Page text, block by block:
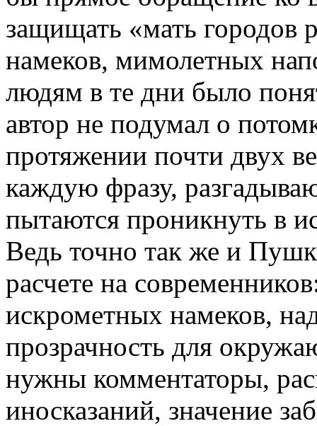
защищать «мать городов
намеков, мимолетных
людям в те дни было
автор не подумал о
протяжении почти двух
каждую фразу,
пытаются проникнуть в
Ведь точно так же и
расчете на
искрометных намеков,
прозрачность для
нужны комментаторы,
иносказаний, значение